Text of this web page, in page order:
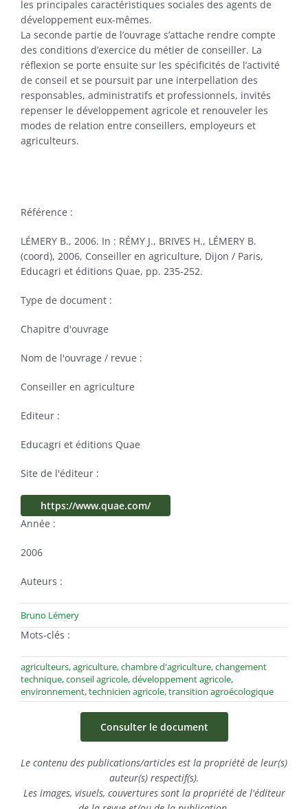
les principales caractéristiques sociales des agents de
développement eux-mêmes.
La seconde partie de l’ouvrage s’attache rendre compte
des conditions d’exercice du métier de conseiller. La
réflexion se porte ensuite sur les spécificités de l’activité
de conseil et se poursuit par une interpellation des
responsables, administratifs et professionnels, invités
repenser le développement agricole et renouveler les
modes de relation entre conseillers, employeurs et
agriculteurs.
Référence :
LÉMERY B., 2006. In : RÉMY J., BRIVES H., LÉMERY B.
(coord), 2006, Conseiller en agriculture, Dijon / Paris,
Educagri et éditions Quae, pp. 235-252.
Type de document :
Chapitre d'ouvrage
Nom de l'ouvrage / revue :
Conseiller en agriculture
Editeur :
Educagri et éditions Quae
Site de l'éditeur :
https://www.quae.com/
Année :
2006
Auteurs :
Bruno Lémery
Mots-clés :
agriculteurs,agriculture,chambre d'agriculture,changement
technique,conseil agricole,développement agricole,
environnement,technicien agricole,transition agroécologique
Consulter le document
Le contenu des publications/articles est la propriété de leur(s)
auteur(s) respectif(s).
Les images, visuels, couvertures sont la propriété de l'éditeur